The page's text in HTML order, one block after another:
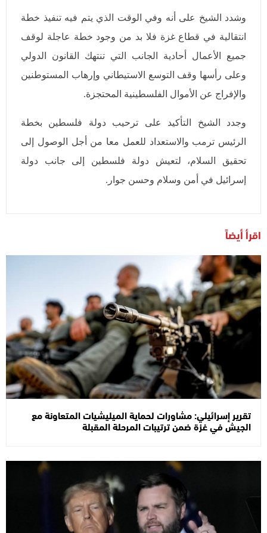
وشدد الشيخ على أنه وفي الوقت الذي يتم فيه تنفيذ خطة
انتقالية في قطاع غزة فلا بد من وجود خطة عاجلة لوقف
جميع الأعمال أحادية الجانب التي تنتهك القانون الدولي
وعلى رأسها وقف التوسع الاستيطاني وإرهاب المستوطنين
والإفراج عن الأموال الفلسطينية المحتجزة.
وجدد الشيخ التأكيد على ترحيب دولة فلسطين بخطة
الرئيس ترمب والاستعداد للعمل معا من أجل الوصول إلى
تحقيق السلام، لتعيش دولة فلسطين إلى جانب دولة
إسرائيل في أمن وسلام وحسن جوار.
اقرأ أيضاً
تقرير إسرائيلي: مشاورات لحماية الميليشيات المتعاونة مع
الجيش في غزة ضمن ترتيبات المرحلة المقبلة